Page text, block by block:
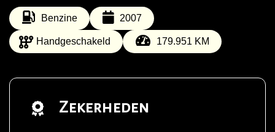
Benzine 2007
Handgeschakeld 179.951 KM
Zekerheden